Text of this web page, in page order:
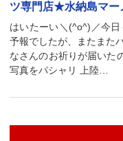
ツ専門店★水納島マ
はいたーい＼(^o^)／今
予報でしたが、またまた
なさんのお祈りが届いた
写真をパシャリ 上陸…